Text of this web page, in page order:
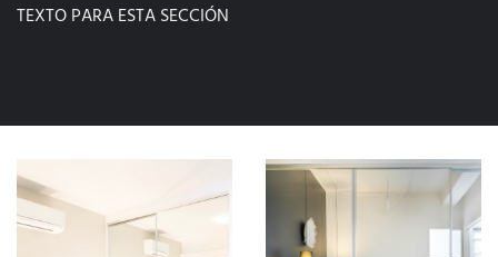
TEXTO PARA ESTA SECCIÓN